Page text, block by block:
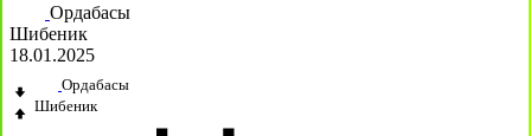
Ордабасы
Шибеник
18.01.2025
Ордабасы
Шибеник